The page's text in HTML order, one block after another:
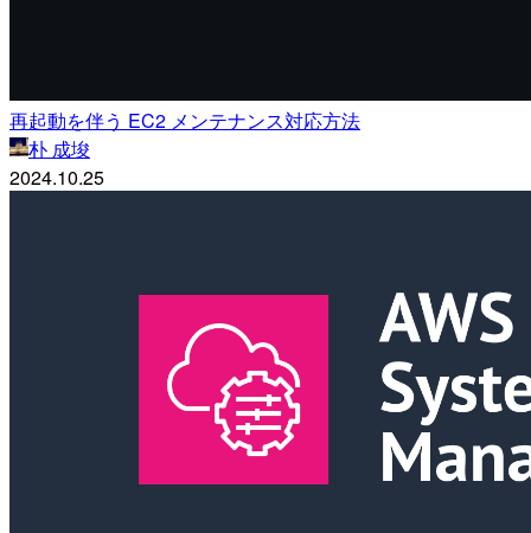
再起動を伴う EC2 メンテナンス対応方法
朴 成埈
2024.10.25